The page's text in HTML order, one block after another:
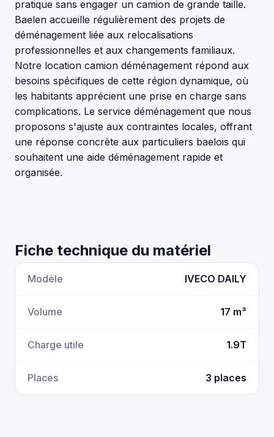
pratique sans engager un camion de grande taille.
Baelen accueille régulièrement des projets de
déménagement liée aux relocalisations
professionnelles et aux changements familiaux.
Notre location camion déménagement répond aux
besoins spécifiques de cette région dynamique, où
les habitants apprécient une prise en charge sans
complications. Le service déménagement que nous
proposons s'ajuste aux contraintes locales, offrant
une réponse concrète aux particuliers baelois qui
souhaitent une aide déménagement rapide et
organisée.
Fiche technique du matériel
Modèle IVECO DAILY
Volume 17 m³
Charge utile 1.9T
Places 3 places